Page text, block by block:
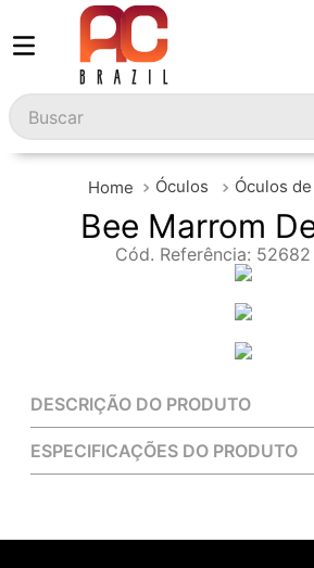
Buscar
Óculos Óculos
Bee Marrom
Cód. Referência: 52682
DESCRIÇÃO DO PRODUTO
ESPECIFICAÇÕES DO PRODUTO